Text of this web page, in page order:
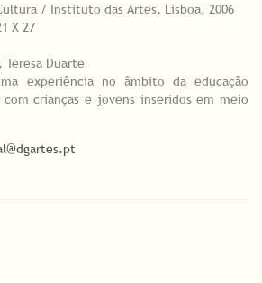
/ Instituto das Artes, Lisboa, 2006
X 27
Teresa Duarte
experiência no âmbito da educação
crianças e jovens inseridos em meio